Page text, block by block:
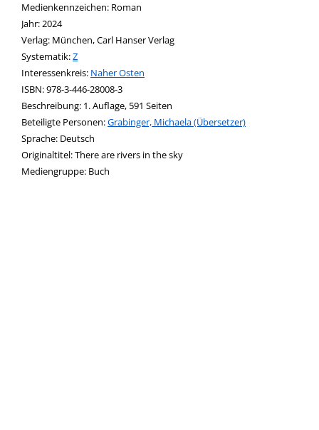
Medienkennzeichen: Roman
Jahr:2024
Verlag: München, Carl Hanser Verlag
opens in new tab
Diesen Link in neuem Tab öffnen
Systematik:Suche nach dieser Systematik
Z
Interessenkreis: Suche nach diesem Interessenskreis
Naher Osten
ISBN:978-3-446-28008-3
Beschreibung: 1. Auflage, 591 Seiten
Beteiligte Personen:Suche nach dieser Beteiligten Person
Grabinger, Michaela (Übersetzer)
Sprache: Deutsch
Originaltitel:There are rivers in the sky
Mediengruppe: Buch